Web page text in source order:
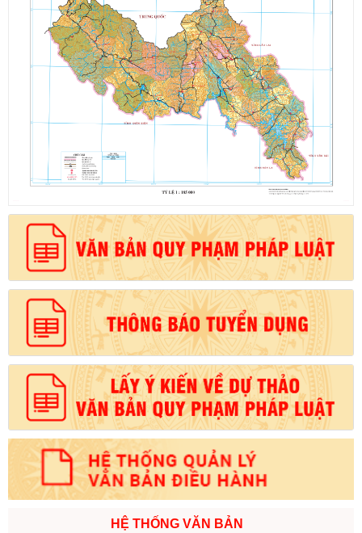
HỆ THỐNG VĂN BẢN